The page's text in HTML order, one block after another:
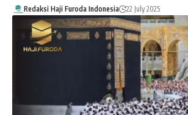
Redaksi Haji Furoda Indonesia 22 July 2025